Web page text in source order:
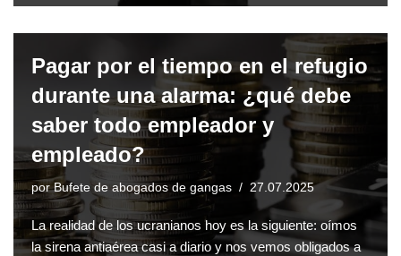
Pagar por el tiempo en el refugio
durante una alarma: ¿qué debe
saber todo empleador y
empleado?
porBufete de abogados de gangas 27.07.2025
La realidad de los ucranianos hoy es la siguiente: oímos
la sirena antiaérea casi a diario y nos vemos obligados a